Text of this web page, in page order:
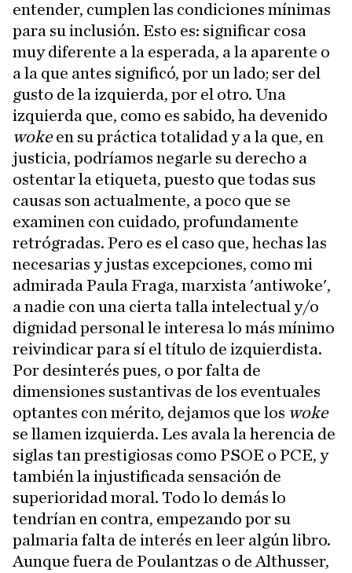
entender, cumplen las condiciones mínimas
para su inclusión. Esto es: significar cosa
muy diferente a la esperada, a la aparente o
a la que antes significó, por un lado; ser del
gusto de la izquierda, por el otro. Una
izquierda que, como es sabido, ha devenido
wokeen su práctica totalidad y a la que, en
justicia, podríamos negarle su derecho a
ostentar la etiqueta, puesto que todas sus
causas son actualmente, a poco que se
examinen con cuidado, profundamente
retrógradas. Pero es el caso que, hechas las
necesarias y justas excepciones, como mi
admirada Paula Fraga, marxista 'antiwoke',
a nadie con una cierta talla intelectual y/o
dignidad personal le interesa lo más mínimo
reivindicar para sí el título de izquierdista.
Por desinterés pues, o por falta de
dimensiones sustantivas de los eventuales
optantes con mérito, dejamos que los woke
se llamen izquierda. Les avala la herencia de
siglas tan prestigiosas como PSOE o PCE, y
también la injustificada sensación de
superioridad moral. Todo lo demás lo
tendrían en contra, empezando por su
palmaria falta de interés en leer algún libro.
Aunque fuera de Poulantzas o de Althusser,